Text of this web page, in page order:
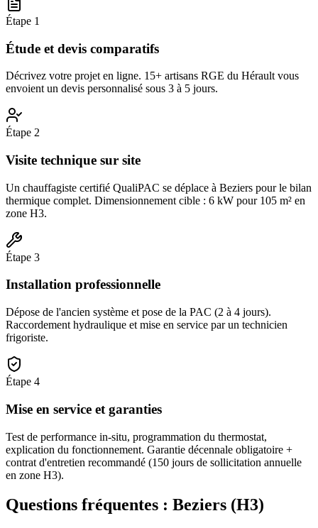
Étape 1
Étude et devis comparatifs
Décrivez votre projet en ligne. 15+ artisans RGE du Hérault vous
envoient un devis personnalisé sous 3 à 5 jours.
Étape 2
Visite technique sur site
Un chauffagiste certifié QualiPAC se déplace à Beziers pour le bilan
thermique complet. Dimensionnement cible : 6 kW pour 105 m² en
zone H3.
Étape 3
Installation professionnelle
Dépose de l'ancien système et pose de la PAC (2 à 4 jours).
Raccordement hydraulique et mise en service par un technicien
frigoriste.
Étape 4
Mise en service et garanties
Test de performance in-situ, programmation du thermostat,
explication du fonctionnement. Garantie décennale obligatoire +
contrat d'entretien recommandé (150 jours de sollicitation annuelle
en zone H3).
Questions fréquentes : Beziers (H3)